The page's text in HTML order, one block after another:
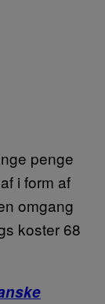
penge
i form af
omgang
koster 68